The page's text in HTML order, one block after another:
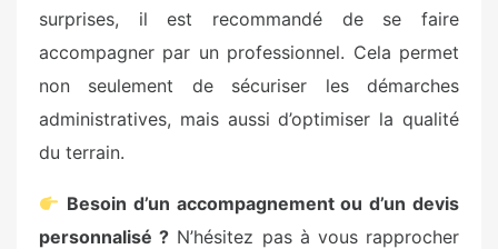
surprises, il est recommandé de se faire
accompagner par un professionnel. Cela permet
non seulement de sécuriser les démarches
administratives, mais aussi d’optimiser la qualité
du terrain.
Besoin d’un accompagnement ou d’un devis
personnalisé ? N’hésitez pas à vous rapprocher